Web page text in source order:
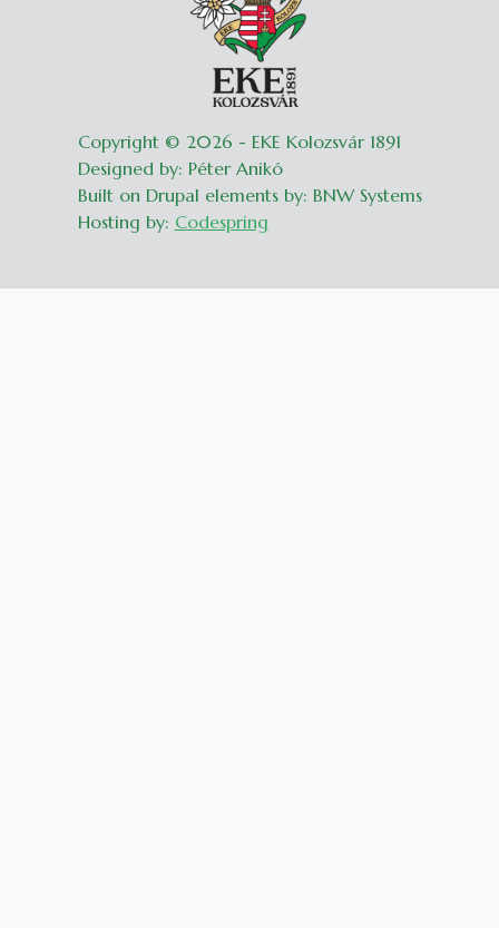
Copyright © 2026 - EKE Kolozsvár 1891
Designed by: Péter Anikó
Built on Drupal elements by: BNW Systems
Hosting by: Codespring